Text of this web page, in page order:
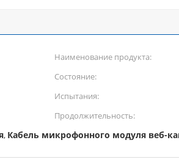
Наименование продукта:
Состояние:
Испытания:
Продолжительность:
, Кабель микрофонного модуля веб-